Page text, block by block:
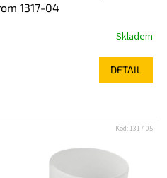
1317-04
Skladem
DETAIL
Kód: 1317-05